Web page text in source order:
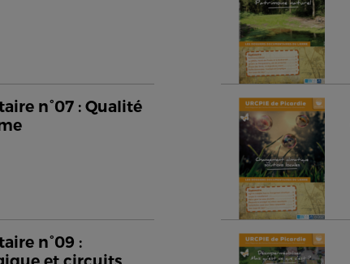
n°07 : Qualité
n°09 :